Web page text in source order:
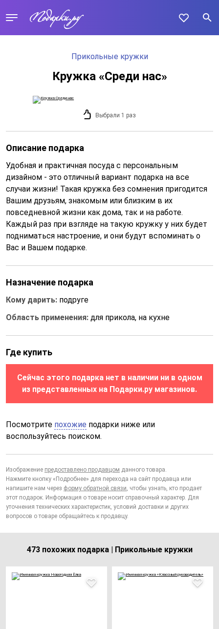
Прикольные кружки
Кружка «Среди нас»
Выбрали 1 раз
Описание подарка
Удобная и практичная посуда с персональным
дизайном - это отличный вариант подарка на все
случаи жизни! Такая кружка без сомнения пригодится
Вашим друзьям, знакомым или близким в их
повседневной жизни как дома, так и на работе.
Каждый раз при взгляде на такую кружку у них будет
подниматься настроение, и они будут вспоминать о
Вас и Вашем подарке.
Назначение подарка
Кому дарить: подруге
Область применения: для прикола, на кухне
Где купить
Сейчас этого подарка нет в наличии ни в одном
из представленных на Подарки.ру магазинов.
Посмотрите похожие подарки ниже или
воспользуйтесь поиском.
Изображение предоставлено продавцом данного товара.
Нажмите кнопку «Подробнее» для перехода на сайт продавца или
напишите нам через форму обратной связи, чтобы узнать, кто продает
этот подарок. Информация о товаре носит справочный характер. Для
уточнения технических характеристик, условий доставки и других
вопросов о товаре обращайтесь к продавцу.
473 похожих подарка | Прикольные кружки